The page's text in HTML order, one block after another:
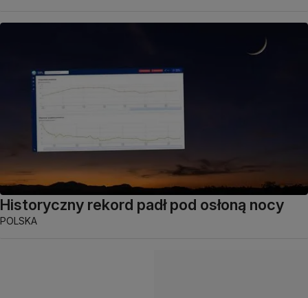
Historyczny rekord padł pod osłoną nocy
POLSKA